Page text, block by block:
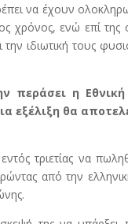
να έχουν
χρόνος, ενώ επί
ιδιωτική τους
περάσει η
εξέλιξη θα
τριετίας να
από την